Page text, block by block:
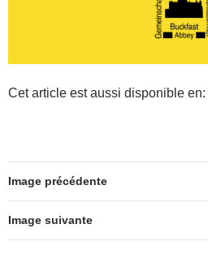
Cet article est aussi disponible en:
Image précédente
Image suivante